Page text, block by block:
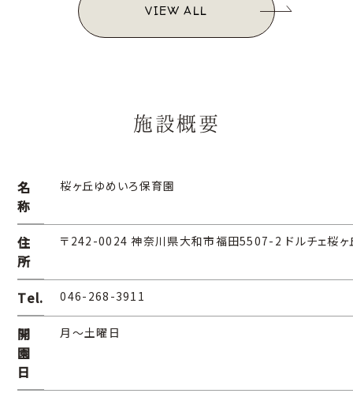
VIEW ALL
施設概要
名
称
桜ヶ丘ゆめいろ保育園
住
所
〒242-0024 神奈川県大和市福田5507-2 ドルチェ桜ヶ
Tel. 046-268-3911
開
園
日
月～土曜日